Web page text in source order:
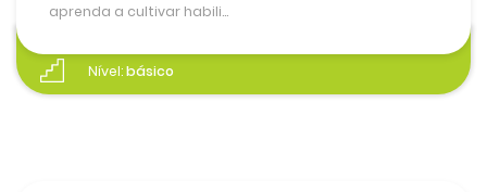
aprenda a cultivar habili...
Nível:básico